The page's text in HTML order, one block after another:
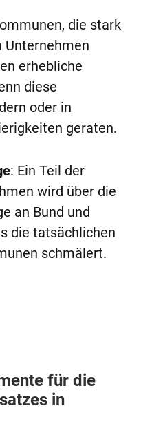
die stark
Unternehmen
erhebliche
diese
oder in
geraten.
: Ein Teil der
wird über die
an Bund und
die tatsächlichen
schmälert.
für die
in